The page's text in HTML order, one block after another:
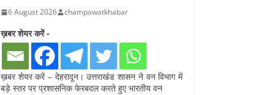
6 August 2026 champawatkhabar
ख़बर शेयर करें -
ख़बर शेयर करें – देहरादून। उत्तराखंड शासन ने वन विभाग में
बड़े स्तर पर प्रशासनिक फेरबदल करते हुए भारतीय वन